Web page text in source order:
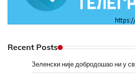
Recent Posts
Зеленски није добродошао ни у